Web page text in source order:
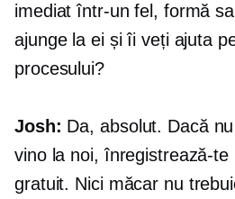
imediat într-un fel, formă
ajunge la ei și îi veți ajuta
procesului?
Josh: Da, absolut. Dacă
vino la noi, înregistrează-
gratuit. Nici măcar nu